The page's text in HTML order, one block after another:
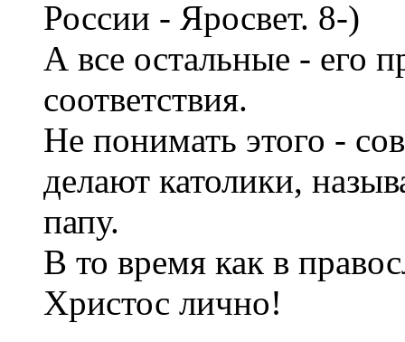
России - Яросвет.
А все остальные - его
соответствия.
Не понимать этого -
делают католики,
папу.
В то время как в
Христос лично!